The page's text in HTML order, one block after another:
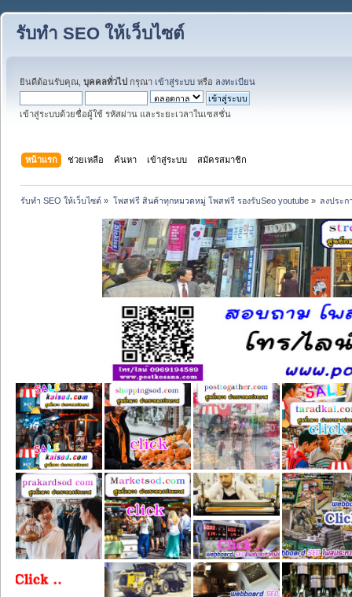
รับทำ SEO ให้เว็บไซต์
ยินดีต้อนรับคุณ, บุคคลทั่วไป กรุณา เข้าสู่ระบบ หรือ ลงทะเบียน
เข้าสู่ระบบด้วยชื่อผู้ใช้ รหัสผ่าน และระยะเวลาในเซสชั่น
หน้าแรก ช่วยเหลือ ค้นหา เข้าสู่ระบบ สมัครสมาชิก
รับทำ SEO ให้เว็บไซต์ » โพสฟรี สินค้าทุกหมวดหมู่ โพสฟรี รองรับSeo youtube» ลงประ